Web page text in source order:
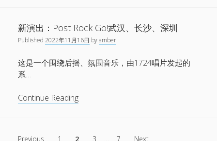
演
出
块
新演出：Post Rock Go!武汉、长沙、深圳
Published2022年11月16日 byamber
这是一个围绕后摇、氛围音乐，由1724唱片发起的
系…
Continue Reading新
文
Previous 1 2 3 … 7 Next